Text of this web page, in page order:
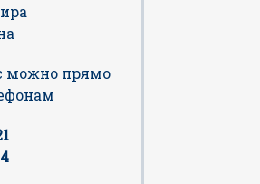
можно прямо